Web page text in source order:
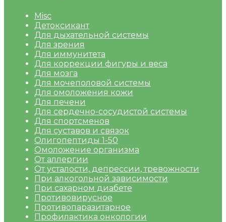
Misc
Детоксикант
Для дыхательной системы
Для зрения
Для иммунитета
Для коррекции фигуры и веса
Для мозга
Для мочеполовой системы
Для омоложения кожи
Для печени
Для сердечно-сосудистой системы
Для спортсменов
Для суставов и связок
Олигопептиды 1-50
Омоложение организма
От аллергии
От усталости, депрессии, тревожности
При алкогольной зависимости
При сахарном диабете
Противовирусное
Противопаразитарное
Профилактика онкологии